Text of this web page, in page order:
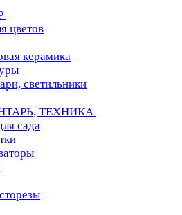
цветов
керамика
светильники
ТЕХНИКА
сада